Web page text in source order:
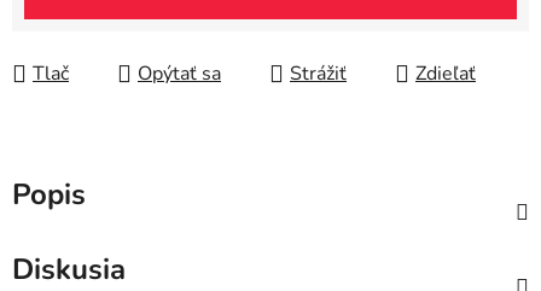
Tlač Opýtať sa Strážiť Zdieľať
Popis
Diskusia